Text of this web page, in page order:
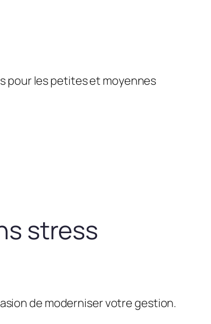
pour les petites et moyennes
stress
de moderniser votre gestion.